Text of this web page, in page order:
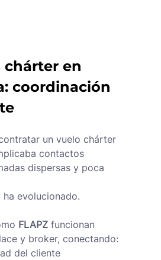
chárter en
coordinación
un vuelo chárter
contactos
dispersas y poca
evolucionado.
FLAPZ funcionan
y broker, conectando:
del cliente